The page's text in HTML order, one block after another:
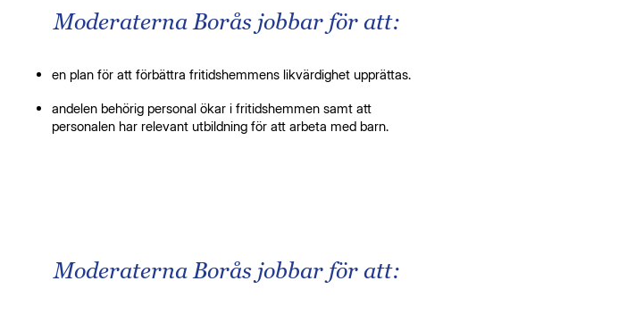
Moderaterna Borås jobbar för att:
en plan för att förbättra fritidshemmens likvärdighet upprättas.
andelen behörig personal ökar i fritidshemmen samt att
personalen har relevant utbildning för att arbeta med barn.
Moderaterna Borås jobbar för att: